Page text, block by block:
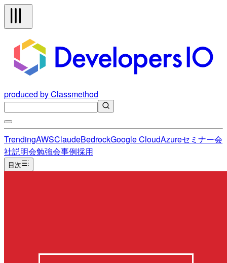
produced by Classmethod
TrendingAWSClaudeBedrockGoogle CloudAzureセミナー会
社説明会勉強会事例採用
目次